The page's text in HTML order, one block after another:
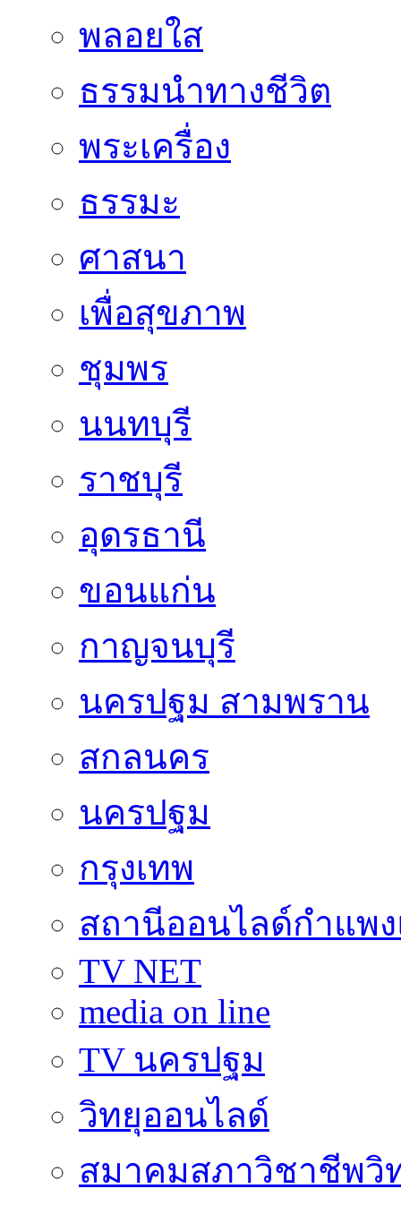
พลอยใส
ธรรมนำทางชีวิต
พระเครื่อง
ธรรมะ
ศาสนา
เพื่อสุขภาพ
ชุมพร
นนทบุรี
ราชบุรี
อุดรธานี
ขอนแก่น
กาญจนบุรี
นครปฐม สามพราน
สกลนคร
นครปฐม
กรุงเทพ
สถานีออนไลด์กำแพ
TV NET
media on line
TV นครปฐม
วิทยุออนไลด์
สมาคมสภาวิชาชีพวิ